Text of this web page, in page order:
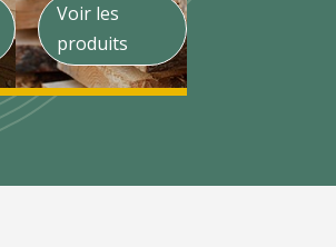
Voir les
produits